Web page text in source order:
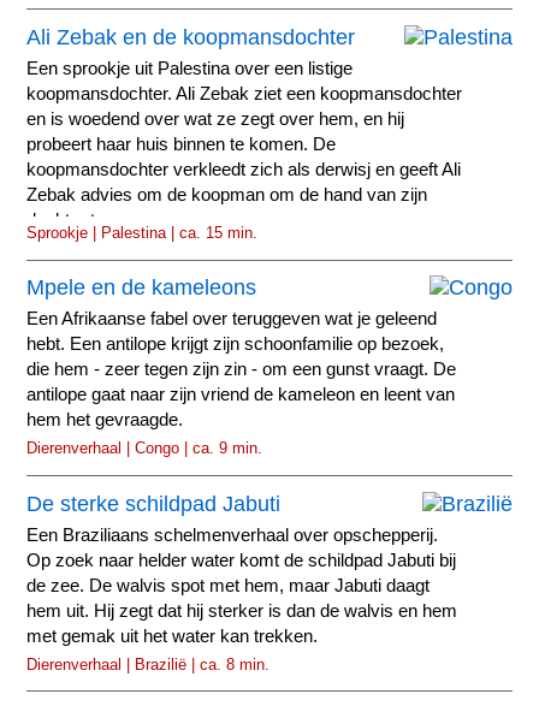
Ali Zebak en de koopmansdochter
Een sprookje uit Palestina over een listige
koopmansdochter. Ali Zebak ziet een koopmansdochter
en is woedend over wat ze zegt over hem, en hij
probeert haar huis binnen te komen. De
koopmansdochter verkleedt zich als derwisj en geeft Ali
Zebak advies om de koopman om de hand van zijn
dochter te vragen.
Sprookje | Palestina | ca. 15 min.
Mpele en de kameleons
Een Afrikaanse fabel over teruggeven wat je geleend
hebt. Een antilope krijgt zijn schoonfamilie op bezoek,
die hem - zeer tegen zijn zin - om een gunst vraagt. De
antilope gaat naar zijn vriend de kameleon en leent van
hem het gevraagde.
Dierenverhaal | Congo | ca. 9 min.
De sterke schildpad Jabuti
Een Braziliaans schelmenverhaal over opschepperij.
Op zoek naar helder water komt de schildpad Jabuti bij
de zee. De walvis spot met hem, maar Jabuti daagt
hem uit. Hij zegt dat hij sterker is dan de walvis en hem
met gemak uit het water kan trekken.
Dierenverhaal | Brazilië | ca. 8 min.